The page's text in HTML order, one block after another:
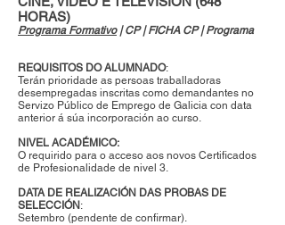
HORAS)
Programa Formativo| CP | FICHA CP | Programa
REQUISITOS DO ALUMNADO:
Terán prioridade as persoas traballadoras
desempregadas inscritas como demandantes no
Servizo Público de Emprego de Galicia con data
anterior á súa incorporación ao curso.
NIVEL ACADÉMICO:
O requirido para o acceso aos novos Certificados
de Profesionalidade de nivel 3.
DATA DE REALIZACIÓN DAS PROBAS DE
SELECCIÓN :
Setembro (pendente de confirmar).